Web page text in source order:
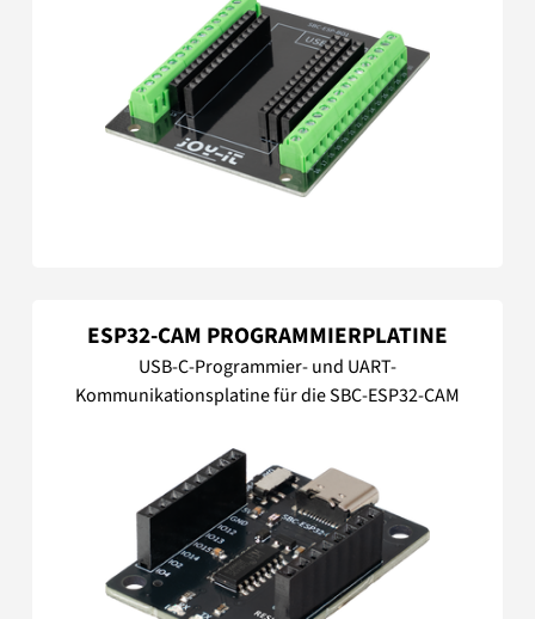
ESP32-CAM PROGRAMMIERPLATINE
USB-C-Programmier- und UART-
Kommunikationsplatine für die SBC-ESP32-CAM